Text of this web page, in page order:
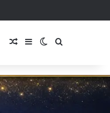
Rastgele Makale
Kenar Bölmesi
Dış görünümü
Arama yap